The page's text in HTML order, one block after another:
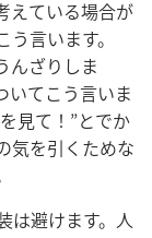
えている場合が
言います。
んざりしま
いてこう言いま
見て！”とでか
気を引くためな
は避けます。人